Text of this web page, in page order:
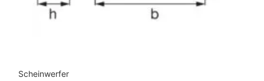
Scheinwerfer